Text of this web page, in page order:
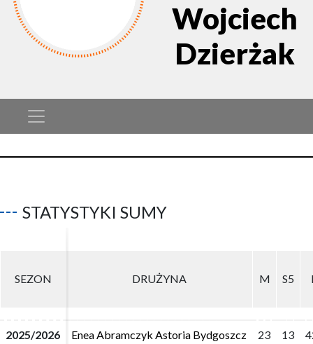
Wojciech
Dzierżak
STATYSTYKI SUMY
SEZON DRUŻYNA M S5
2025/2026 Enea Abramczyk Astoria Bydgoszcz 23 13
SEZON DRUŻYNA M S5
2025/2026 Enea Abramczyk Astoria Bydgoszcz 23 13